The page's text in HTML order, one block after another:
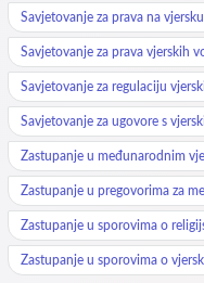
Savjetovanje za prava na
Savjetovanje za prava vjerskih
Savjetovanje za regulaciju
Savjetovanje za ugovore s
Zastupanje u međunarodnim
Zastupanje u pregovorima za
Zastupanje u sporovima o
Zastupanje u sporovima o